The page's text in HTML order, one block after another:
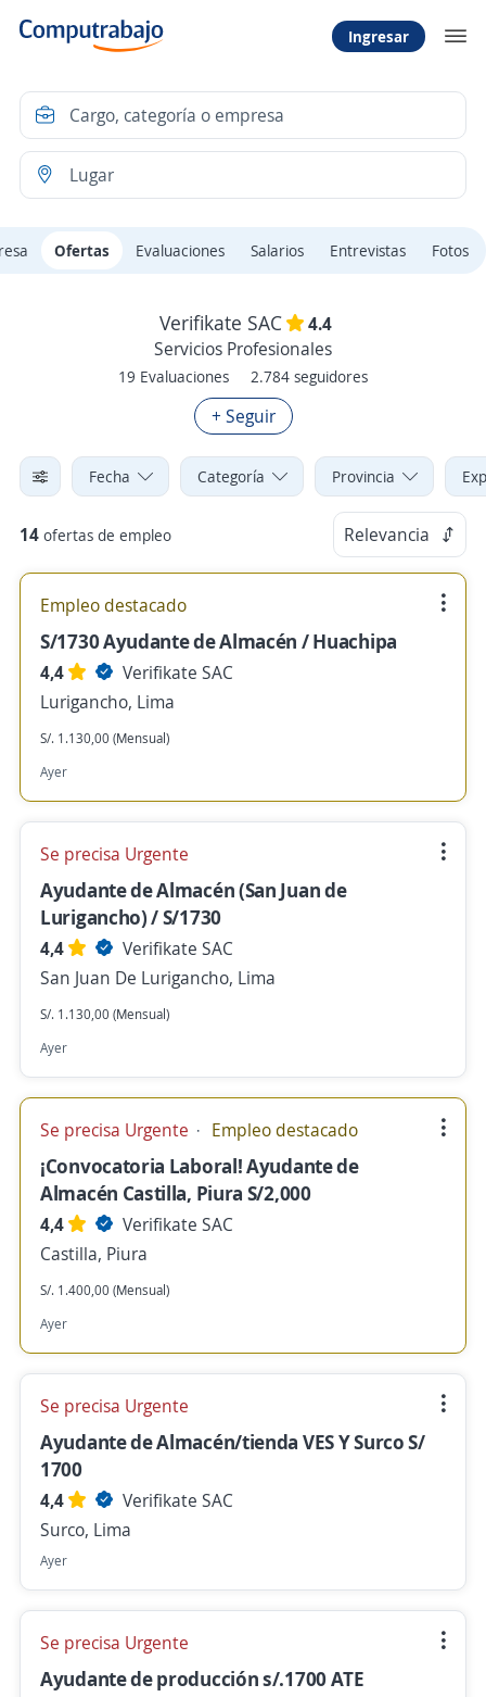
Ingresar
Ofertas Evaluaciones Salarios Entrevistas Fotos
Verifikate SAC
4.4
Servicios Profesionales
19 Evaluaciones 2.784 seguidores
+ Seguir
Fecha Categoría Provincia
14 ofertas de empleo Relevancia
Empleo destacado
S/1730 Ayudante de Almacén / Huachipa
4,4
Verifikate SAC
Lurigancho, Lima
S/. 1.130,00 (Mensual)
Ayer
Se precisa Urgente
Ayudante de Almacén (San Juan de
Lurigancho) / S/1730
4,4
Verifikate SAC
San Juan De Lurigancho, Lima
S/. 1.130,00 (Mensual)
Ayer
Se precisa Urgente Empleo destacado
¡Convocatoria Laboral! Ayudante de
Almacén Castilla, Piura S/2,000
4,4
Verifikate SAC
Castilla, Piura
S/. 1.400,00 (Mensual)
Ayer
Se precisa Urgente
Ayudante de Almacén/tienda VES Y Surco S/
1700
4,4
Verifikate SAC
Surco, Lima
Ayer
Se precisa Urgente
Ayudante de producción s/.1700 ATE